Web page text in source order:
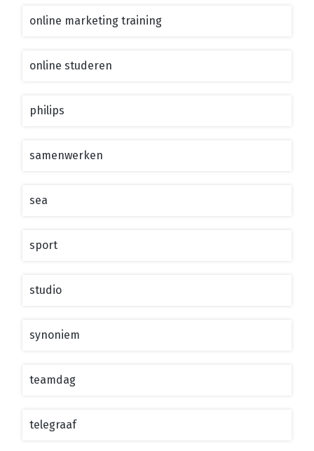
online marketing training
online studeren
philips
samenwerken
sea
sport
studio
synoniem
teamdag
telegraaf